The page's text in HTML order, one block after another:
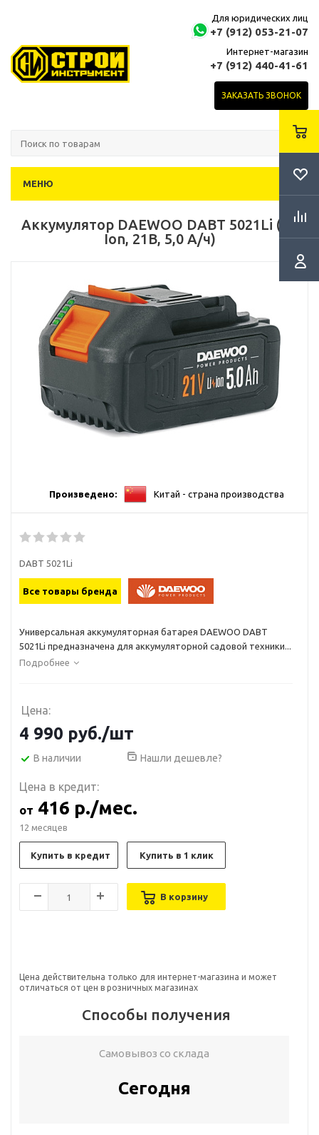
Для юридических лиц
+7 (912) 053-21-07
Интернет-магазин
+7 (912) 440-41-61
ЗАКАЗАТЬ ЗВОНОК
МЕНЮ
Аккумулятор DAEWOO DABT 5021Li (Li-
Ion, 21В, 5,0 А/ч)
Произведено: Китай - страна производства
DABT 5021Li
Все товары бренда
Универсальная аккумуляторная батарея DAEWOO DABT
5021Li предназначена для аккумуляторной садовой техники...
Подробнее
Цена:
4 990 руб./шт
В наличии Нашли дешевле?
Цена в кредит:
от 416 р./мес.
12 месяцев
Купить в кредит
В корзину
Купить в 1 клик
Цена действительна только для интернет-магазина и может
отличаться от цен в розничных магазинах
Способы получения
Самовывоз со склада
Сегодня